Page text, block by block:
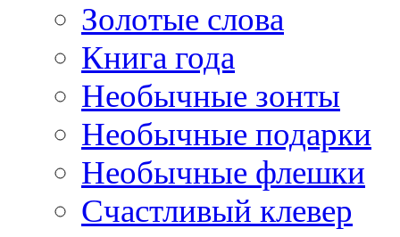
Золотые слова
Книга года
Необычные зонты
Необычные подарки
Необычные флешки
Счастливый клевер